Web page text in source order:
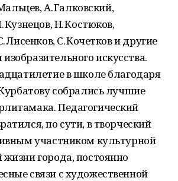
А. Галковский,
Н. Костюков,
Лисенков, С. Кочетков и другие
искусства.
в школе благодаря
собрались лучшие
Педагогический
по сути, в творческий
участником культурной
города, постоянно
связи с художественной